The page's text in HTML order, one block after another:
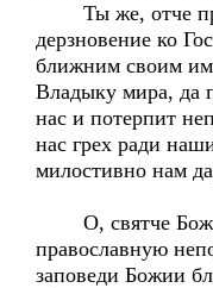
Ты же, отче
дерзновение ко
ближним своим
Владыку мира, да
нас и потерпит
нас грех ради
милостивно нам
О, святче
православную
заповеди Божии